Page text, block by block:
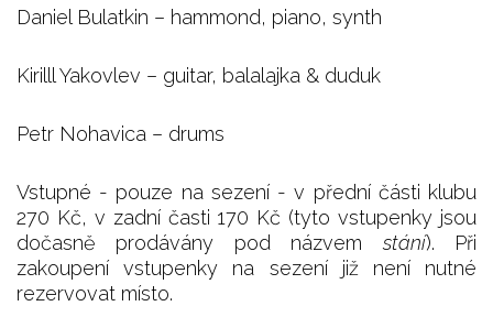
Daniel Bulatkin – hammond, piano, synth
Kirilll Yakovlev – guitar, balalajka & duduk
Petr Nohavica – drums
Vstupné - pouze na sezení - v přední části klubu
270 Kč, v zadní časti 170 Kč (tyto vstupenky jsou
dočasně prodávány pod názvem stání). Při
zakoupení vstupenky na sezení již není nutné
rezervovat místo.